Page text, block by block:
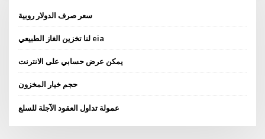
سعر صرف الدولار روبية
لنا تخزين الغاز الطبيعي eia
يمكن عرض حسابي على الانترنت
حجم خيار المخزون
عمولة تداول العقود الآجلة للسلع